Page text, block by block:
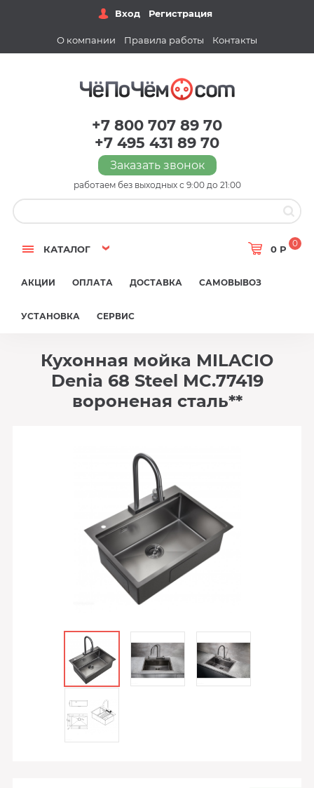
Вход Регистрация
О компании Правила работы Контакты
+7 800 707 89 70
+7 495 431 89 70
Заказать звонок
работаем без выходных с 9:00 до 21:00
КАТАЛОГ 0 Р
0
АКЦИИ ОПЛАТА ДОСТАВКА САМОВЫВОЗ
УСТАНОВКА СЕРВИС
Кухонная мойка MILACIO
Denia 68 Steel MC.77419
вороненая сталь**